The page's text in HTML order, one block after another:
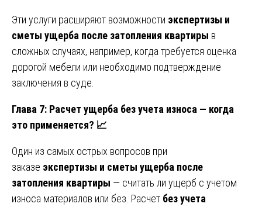
Эти услуги расширяют возможности экспертизы и
сметы ущерба после затопления квартиры в
сложных случаях, например, когда требуется оценка
дорогой мебели или необходимо подтверждение
заключения в суде.
Глава 7: Расчет ущерба без учета износа — когда
это применяется? 📈
Один из самых острых вопросов при
заказе экспертизы и сметы ущерба после
затопления квартиры — считать ли ущерб с учетом
износа материалов или без. Расчет без учета